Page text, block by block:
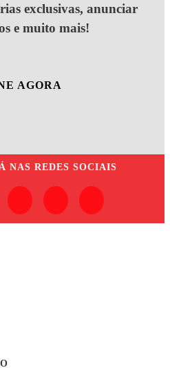
exclusivas, anunciar
e muito mais!
AGORA
NAS REDES SOCIAIS